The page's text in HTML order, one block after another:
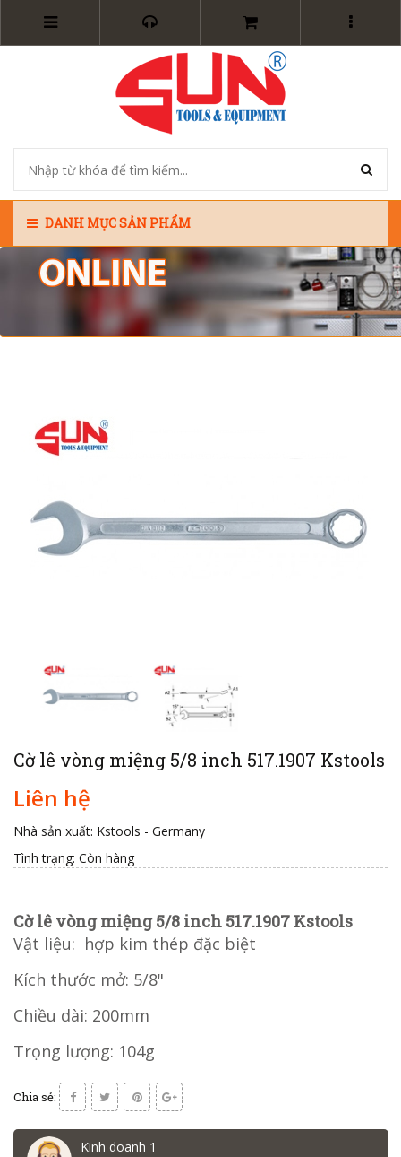
DANH MỤC SẢN PHẨM
Cờ lê vòng miệng 5/8 inch 517.1907 Kstools
Liên hệ
Nhà sản xuất: Kstools - Germany
Tình trạng: Còn hàng
Cờ lê vòng miệng 5/8 inch 517.1907 Kstools
Vật liệu: hợp kim thép đặc biệt
Kích thước mở: 5/8"
Chiều dài: 200mm
Trọng lượng: 104g
Chia sẻ:
Kinh doanh 1